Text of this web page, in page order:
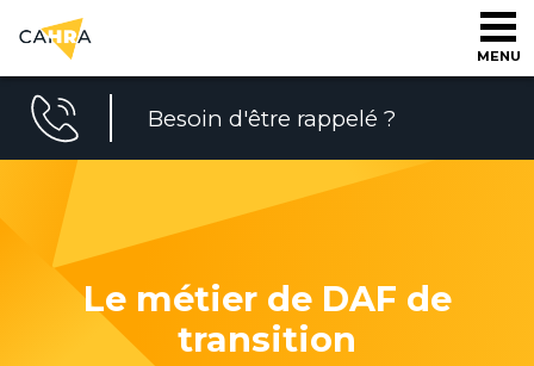
MENU
Besoin d'être rappelé ?
Le métier de DAF de
transition